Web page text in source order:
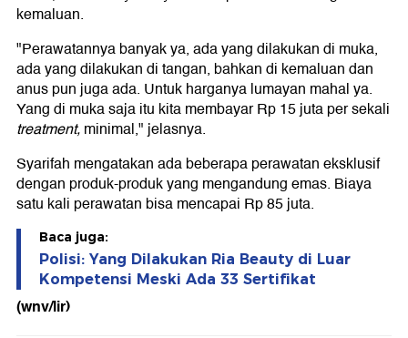
kemaluan.
"Perawatannya banyak ya, ada yang dilakukan di muka,
ada yang dilakukan di tangan, bahkan di kemaluan dan
anus pun juga ada. Untuk harganya lumayan mahal ya.
Yang di muka saja itu kita membayar Rp 15 juta per sekali
treatment,minimal," jelasnya.
Syarifah mengatakan ada beberapa perawatan eksklusif
dengan produk-produk yang mengandung emas. Biaya
satu kali perawatan bisa mencapai Rp 85 juta.
Baca juga:
Polisi: Yang Dilakukan Ria Beauty di Luar
Kompetensi Meski Ada 33 Sertifikat
(wnv/lir)